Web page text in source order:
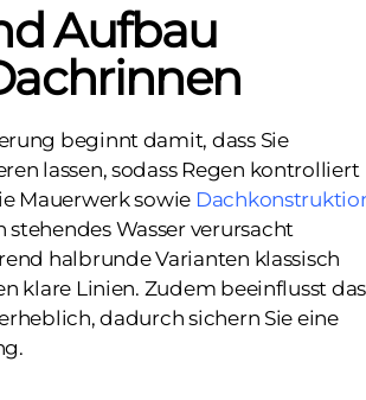
Aufbau
beginnt damit, dass Sie
lassen, sodass Regen kontrolliert
Mauerwerk sowie
Wasser verursacht
halbrunde Varianten klassisch
klare Linien. Zudem beeinflusst das
dadurch sichern Sie eine